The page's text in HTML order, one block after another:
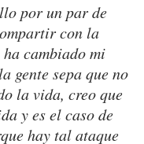
por un par de
con la
ha cambiado mi
gente sepa que no
la vida, creo que
y es el caso de
hay tal ataque